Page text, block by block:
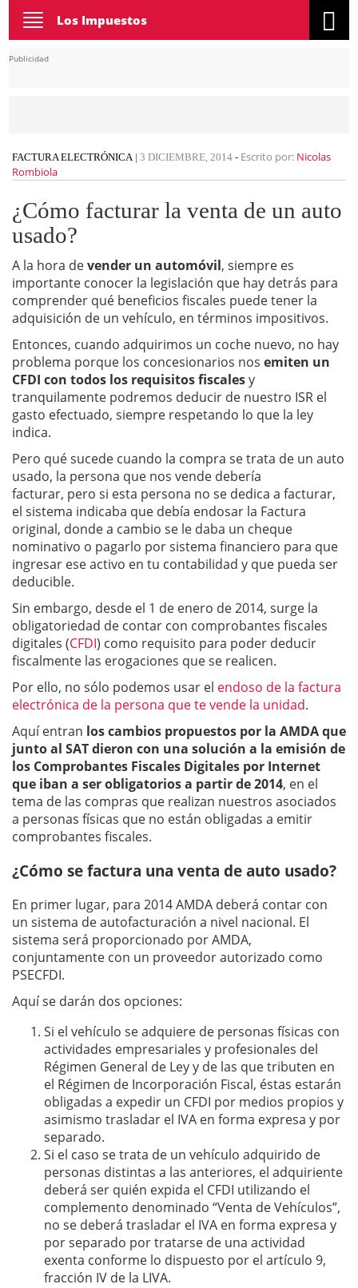
Toggle
navigation
Los Impuestos
Publicidad
FACTURA ELECTRÓNICA| 3 DICIEMBRE, 2014 - Escrito por: Nicolas
Rombiola
¿Cómo facturar la venta de un auto
usado?
A la hora devender un automóvil, siempre es
importante conocer la legislación que hay detrás para
comprender qué beneficios fiscales puede tener la
adquisición de un vehículo, en términos impositivos.
Entonces, cuando adquirimos un coche nuevo, no hay
problema porque los concesionarios nos emiten un
CFDI con todos los requisitos fiscalesy
tranquilamente podremos deducir de nuestro ISR el
gasto efectuado, siempre respetando lo que la ley
indica.
Pero qué sucede cuando la compra se trata de un auto
usado, la persona que nos vende debería
facturar, pero si esta persona no se dedica a facturar,
el sistema indicaba que debía endosar la Factura
original, donde a cambio se le daba un cheque
nominativo o pagarlo por sistema financiero para que
ingresar ese activo en tu contabilidad y que pueda ser
deducible.
Sin embargo, desde el 1 de enero de 2014, surge la
obligatoriedad de contar con comprobantes fiscales
digitales (CFDI) como requisito para poder deducir
fiscalmente las erogaciones que se realicen.
Por ello, no sólo podemos usar el endoso de la factura
electrónica de la persona que te vende la unidad.
Aquí entran los cambios propuestos por la AMDA que
junto al SAT dieron con una solución a la emisión de
los Comprobantes Fiscales Digitales por Internet
que iban a ser obligatorios a partir de 2014, en el
tema de las compras que realizan nuestros asociados
a personas físicas que no están obligadas a emitir
comprobantes fiscales.
¿Cómo se factura una venta de auto usado?
En primer lugar, para 2014 AMDA deberá contar con
un sistema de autofacturación a nivel nacional. El
sistema será proporcionado por AMDA,
conjuntamente con un proveedor autorizado como
PSECFDI.
Aquí se darán dos opciones:
Si el vehículo se adquiere de personas físicas con
actividades empresariales y profesionales del
Régimen General de Ley y de las que tributen en
el Régimen de Incorporación Fiscal, éstas estarán
obligadas a expedir un CFDI por medios propios y
asimismo trasladar el IVA en forma expresa y por
separado.
Si el caso se trata de un vehículo adquirido de
personas distintas a las anteriores, el adquiriente
deberá ser quién expida el CFDI utilizando el
complemento denominado “Venta de Vehículos”,
no se deberá trasladar el IVA en forma expresa y
por separado por tratarse de una actividad
exenta conforme lo dispuesto por el artículo 9,
fracción IV de la LIVA.